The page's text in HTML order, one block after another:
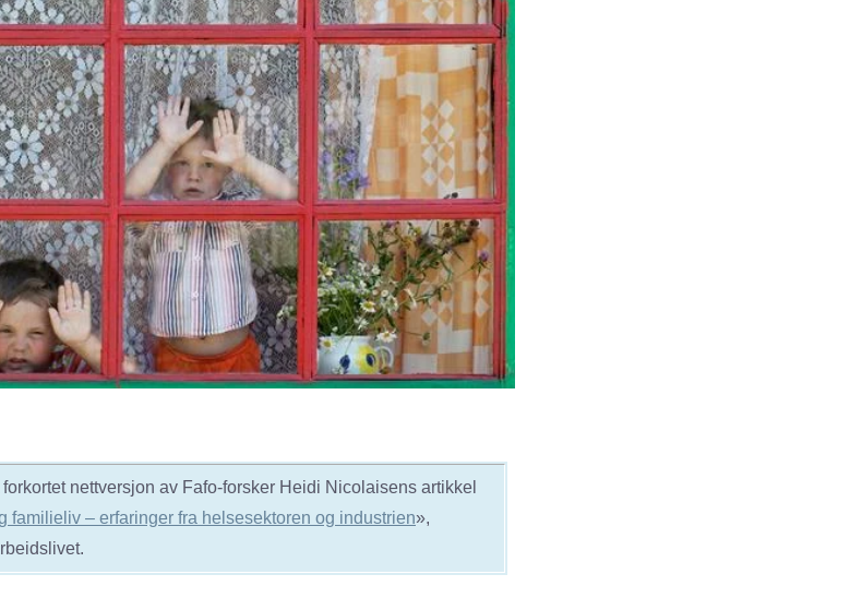
nettversjon av Fafo-forsker Heidi Nicolaisens artikkel
familieliv – erfaringer fra helsesektoren og industrien»,